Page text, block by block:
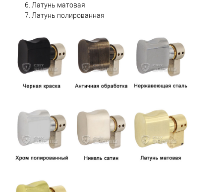
Латунь матовая
Латунь полированная